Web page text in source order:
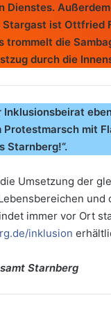
Dienstes.
ist Ottfried
trommelt die
durch die
Protestmarsch mit
Starnberg!“.
Umsetzung der
und
immer vor Ort
inklusion
Starnberg